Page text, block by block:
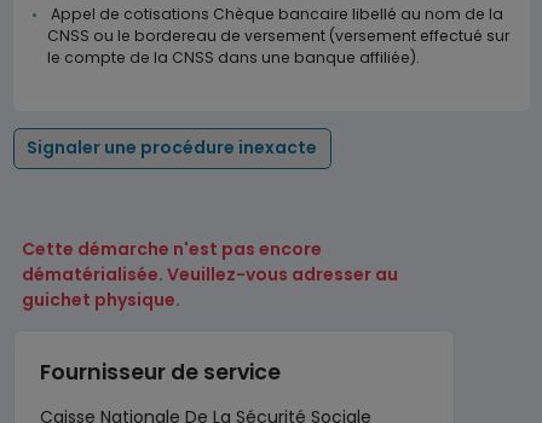
Appel de cotisations Chèque bancaire libellé au nom de la
CNSS ou le bordereau de versement (versement effectué sur
le compte de la CNSS dans une banque affiliée).
Signaler une procédure inexacte
Cette démarche n'est pas encore
dématérialisée. Veuillez-vous adresser au
guichet physique.
Fournisseur de service
Caisse Nationale De La Sécurité Sociale